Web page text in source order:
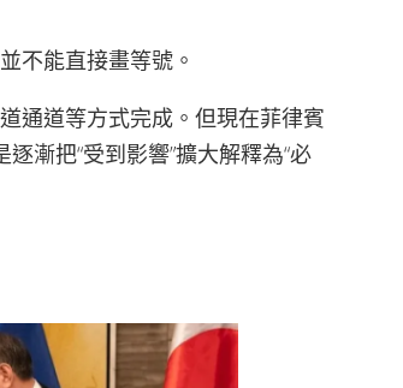
不能直接畫等號。
通道等方式完成。但現在菲律賓
漸把“受到影響”擴大解釋為“必